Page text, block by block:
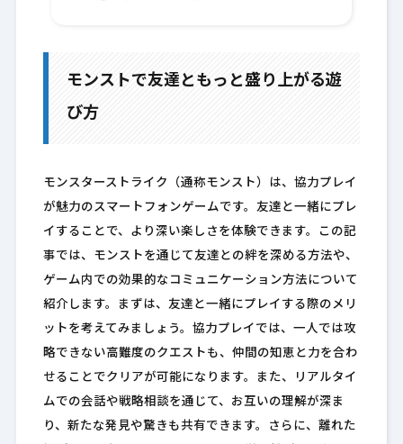
モンストで友達ともっと盛り上がる遊
び方
モンスターストライク（通称モンスト）は、協力プレイ
が魅力のスマートフォンゲームです。友達と一緒にプレ
イすることで、より深い楽しさを体験できます。この記
事では、モンストを通じて友達との絆を深める方法や、
ゲーム内での効果的なコミュニケーション方法について
紹介します。まずは、友達と一緒にプレイする際のメリ
ットを考えてみましょう。協力プレイでは、一人では攻
略できない高難度のクエストも、仲間の知恵と力を合わ
せることでクリアが可能になります。また、リアルタイ
ムでの会話や戦略相談を通じて、お互いの理解が深ま
り、新たな発見や驚きも共有できます。さらに、離れた